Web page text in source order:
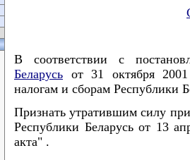
В соответствии с
Беларусь от 31 октября
налогам и сборам
Признать утратившим силу
Республики Беларусь от 13
акта" .